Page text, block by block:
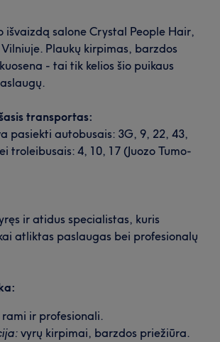
išvaizdą salone Crystal People Hair,
Plaukų kirpimas, barzdos
- tai tik kelios šio puikaus
transportas:
pasiekti autobusais: 3G, 9, 22, 43,
troleibusais: 4, 10, 17 (Juozo Tumo-
ir atidus specialistas, kuris
atliktas paslaugas bei profesionalų
rami ir profesionali.
vyrų kirpimai, barzdos priežiūra.